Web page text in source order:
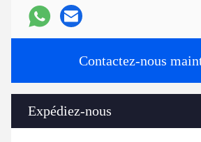
Contactez-nous
Expédiez-nous